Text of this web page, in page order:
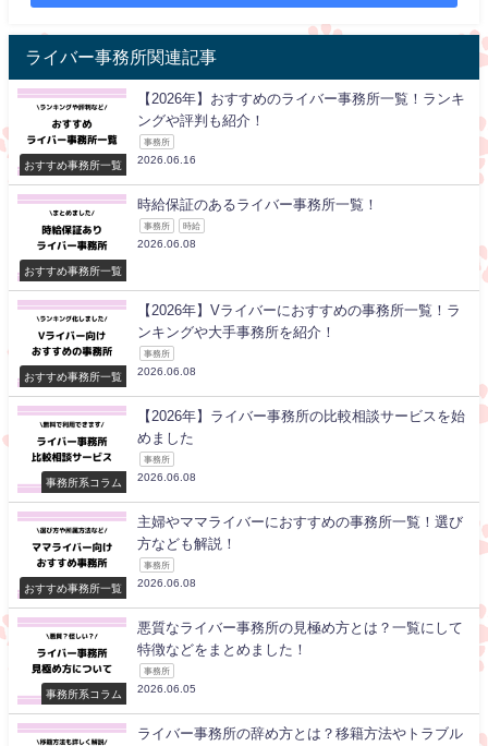
ライバー事務所関連記事
おすすめ事務所一覧
【2026年】おすすめのライバー事務所一覧！ランキ
ングや評判も紹介！
事務所
2026.06.16
おすすめ事務所一覧
時給保証のあるライバー事務所一覧！
事務所 時給
2026.06.08
おすすめ事務所一覧
【2026年】Vライバーにおすすめの事務所一覧！ラ
ンキングや大手事務所を紹介！
事務所
2026.06.08
事務所系コラム
【2026年】ライバー事務所の比較相談サービスを始
めました
事務所
2026.06.08
おすすめ事務所一覧
主婦やママライバーにおすすめの事務所一覧！選び
方なども解説！
事務所
2026.06.08
事務所系コラム
悪質なライバー事務所の見極め方とは？一覧にして
特徴などをまとめました！
事務所
2026.06.05
ライバー事務所の辞め方とは？移籍方法やトラブル